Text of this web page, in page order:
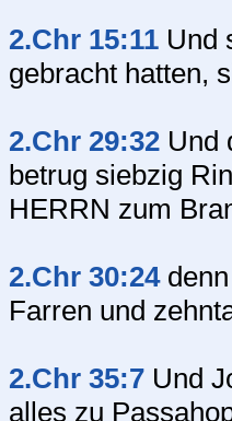
2.Chr 15:11 Und
gebracht hatten,
2.Chr 29:32 Und
betrug siebzig
HERRN zum
2.Chr 30:24denn
Farren und
2.Chr 35:7 Und
alles zu